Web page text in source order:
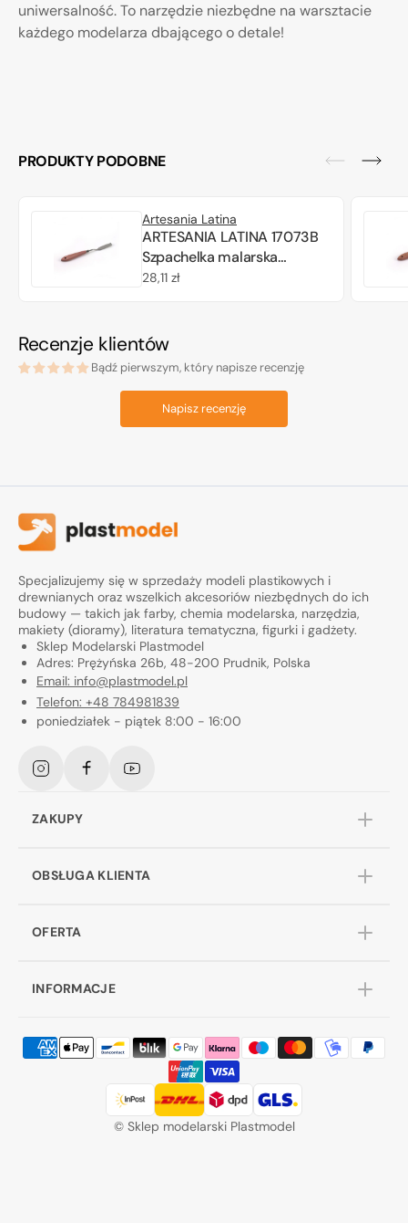
uniwersalność. To narzędzie niezbędne na warsztacie
każdego modelarza dbającego o detale!
PRODUKTY PODOBNE
Artesania Latina
ARTESANIA LATINA 17073B
Szpachelka malarska
(prostokąt) z drewnianą
Cena
28,11 zł
Recenzje klientów
Bądź pierwszym, który napisze recenzję
Napisz recenzję
Specjalizujemy się w sprzedaży modeli plastikowych i
drewnianych oraz wszelkich akcesoriów niezbędnych do ich
budowy — takich jak farby, chemia modelarska, narzędzia,
makiety (dioramy), literatura tematyczna, figurki i gadżety.
Sklep Modelarski Plastmodel
Adres: Prężyńska 26b, 48-200 Prudnik, Polska
Email: info@plastmodel.pl
Telefon: +48 784981839
poniedziałek - piątek 8:00 - 16:00
InstagramFacebookYouTube
ZAKUPY
OBSŁUGA KLIENTA
OFERTA
INFORMACJE
© Sklep modelarski Plastmodel